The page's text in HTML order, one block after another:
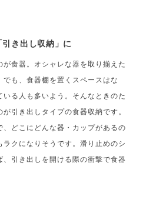
き出し収納」に
が食器。オシャレな器を取り揃えた
でも、食器棚を置くスペースはな
る人も多いよう。そんなときのた
引き出しタイプの食器収納です。
、どこにどんな器・カップがあるの
ラクになりそうです。滑り止めのシ
、引き出しを開ける際の衝撃で食器